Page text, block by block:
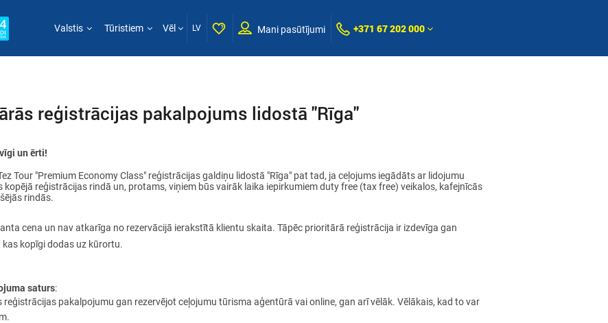
Valstis Tūristiem Vēl LV Mani pasūtījumi +371 67 202 000
reģistrācijas pakalpojums lidostā "Rīga"
un ērti!
Tour "Premium Economy Class" reģistrācijas galdiņu lidostā "Rīga" pat tad, ja ceļojums iegādāts ar lidojumu
reģistrācijas rindā un, protams, viņiem būs vairāk laika iepirkumiem duty free (tax free) veikalos, kafejnīcās
rindās.
cena un nav atkarīga no rezervācijā ierakstītā klientu skaita. Tāpēc prioritārā reģistrācija ir izdevīga gan
kopīgi dodas uz kūrortu.
saturs:
pakalpojumu gan rezervējot ceļojumu tūrisma aģentūrā vai online, gan arī vēlāk. Vēlākais, kad to var